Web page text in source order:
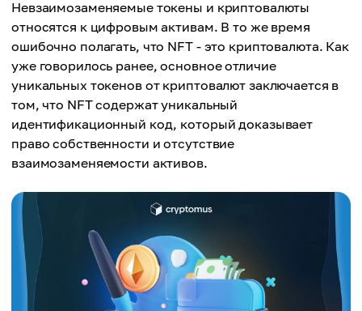
Невзаимозаменяемые токены и криптовалюты
относятся к цифровым активам. В то же время
ошибочно полагать, что NFT - это криптовалюта. Как
уже говорилось ранее, основное отличие
уникальных токенов от криптовалют заключается в
том, что NFT содержат уникальный
идентификационный код, который доказывает
право собственности и отсутствие
взаимозаменяемости активов.